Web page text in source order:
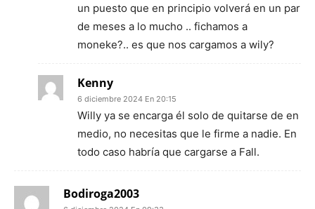
un puesto que en principio volverá en un par
de meses a lo mucho .. fichamos a
moneke?.. es que nos cargamos a wily?
Kenny
6 diciembre 2024 En 20:15
Willy ya se encarga él solo de quitarse de en
medio, no necesitas que le firme a nadie. En
todo caso habría que cargarse a Fall.
Bodiroga2003